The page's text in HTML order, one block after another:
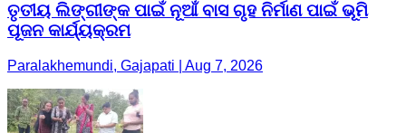
ତୃତୀୟ ଲିଙ୍ଗୀଙ୍କ ପାଇଁ ନୂଆଁ ବାସ ଗୃହ ନିର୍ମାଣ ପାଇଁ ଭୂମି
ପୂଜନ କାର୍ଯ୍ୟକ୍ରମ
Paralakhemundi, Gajapati | Aug 7, 2026